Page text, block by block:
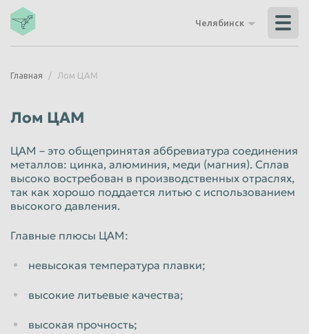
Владикавказ
Волгоград
Воронеж
Иркутск Йошкар-Ола
Казань Калининград
Красногорск Краснодар
Красноярск
Челябинск
Главная Лом ЦАМ
Лом ЦАМ
ЦАМ – это общепринятая аббревиатура соединения
металлов: цинка, алюминия, меди (магния). Сплав
высоко востребован в производственных отраслях,
так как хорошо поддается литью с использованием
высокого давления.
Главные плюсы ЦАМ:
невысокая температура плавки;
высокие литьевые качества;
высокая прочность;